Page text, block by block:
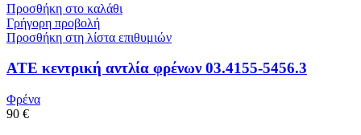
Προσθήκη στο καλάθι
Γρήγορη προβολή
Προσθήκη στη λίστα επιθυμιών
ATE κεντρική αντλία φρένων 03.4155-5456.3
Φρένα
90 €